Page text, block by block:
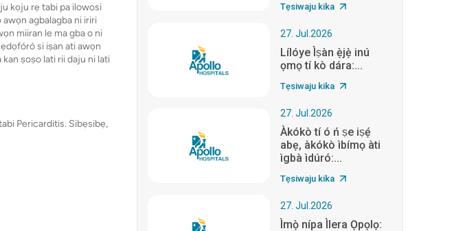
kọju rẹ tabi pa ilowosi
agbalagba ni iriri
miiran le ma gba o ni
si iṣan ati awọn
ṣoṣo lati rii daju ni lati
Pericarditis. Sibẹsibẹ,
Tẹsiwaju kika
27. Jul.2026
Lílóye Ìṣàn ẹ̀jẹ̀ inú
ọmọ tí kò dára:...
Tẹsiwaju kika
27. Jul.2026
Àkókò tí ó ń ṣe iṣẹ́
abẹ, àkókò ìbímọ àti
ìgbà ìdúró:...
Tẹsiwaju kika
27. Jul.2026
Ìmọ̀ nípa Ìlera Ọpọlọ: